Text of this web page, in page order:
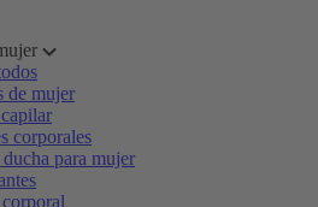
de mujer
corporales
para mujer